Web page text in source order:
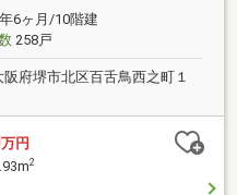
は、居住中のお客様との日
覧をご希望の方はお早めに
6ヶ月/10階建
258戸
阪府堺市北区百舌鳥西之町１
万円
2